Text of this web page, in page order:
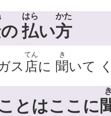
の払
はら
い方
かた
ス 店
てん
に 聞
き
いて
とはここに